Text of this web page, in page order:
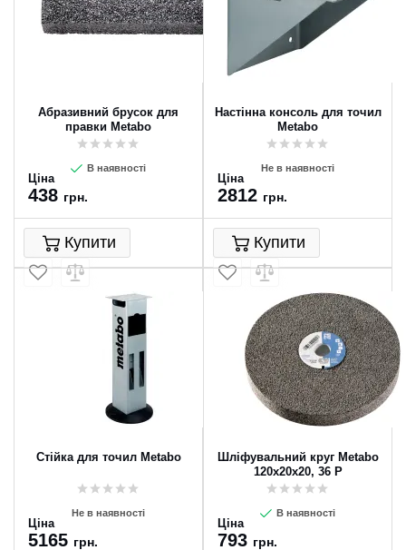
Абразивний брусок для
правки Metabo
В наявності
Ціна
438 грн.
Купити
Настінна консоль для точил
Metabo
Не в наявності
Ціна
2812 грн.
Купити
Стійка для точил Metabo
Не в наявності
Ціна
5165 грн.
Шліфувальний круг Metabo
120х20х20, 36 P
В наявності
Ціна
793 грн.